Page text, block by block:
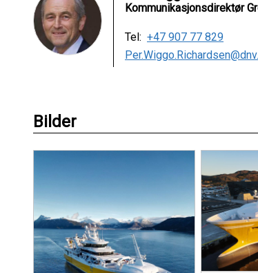
Kommunikasjonsdirektør
Tel: +47 907 77 829
Bilder